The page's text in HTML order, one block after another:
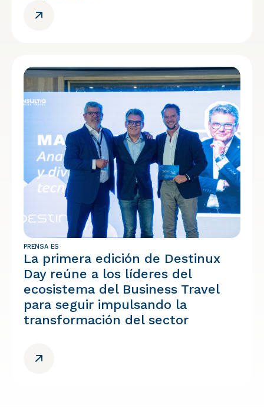
PRENSA ES
La primera edición de Destinux
Day reúne a los líderes del
ecosistema del Business Travel
para seguir impulsando la
transformación del sector